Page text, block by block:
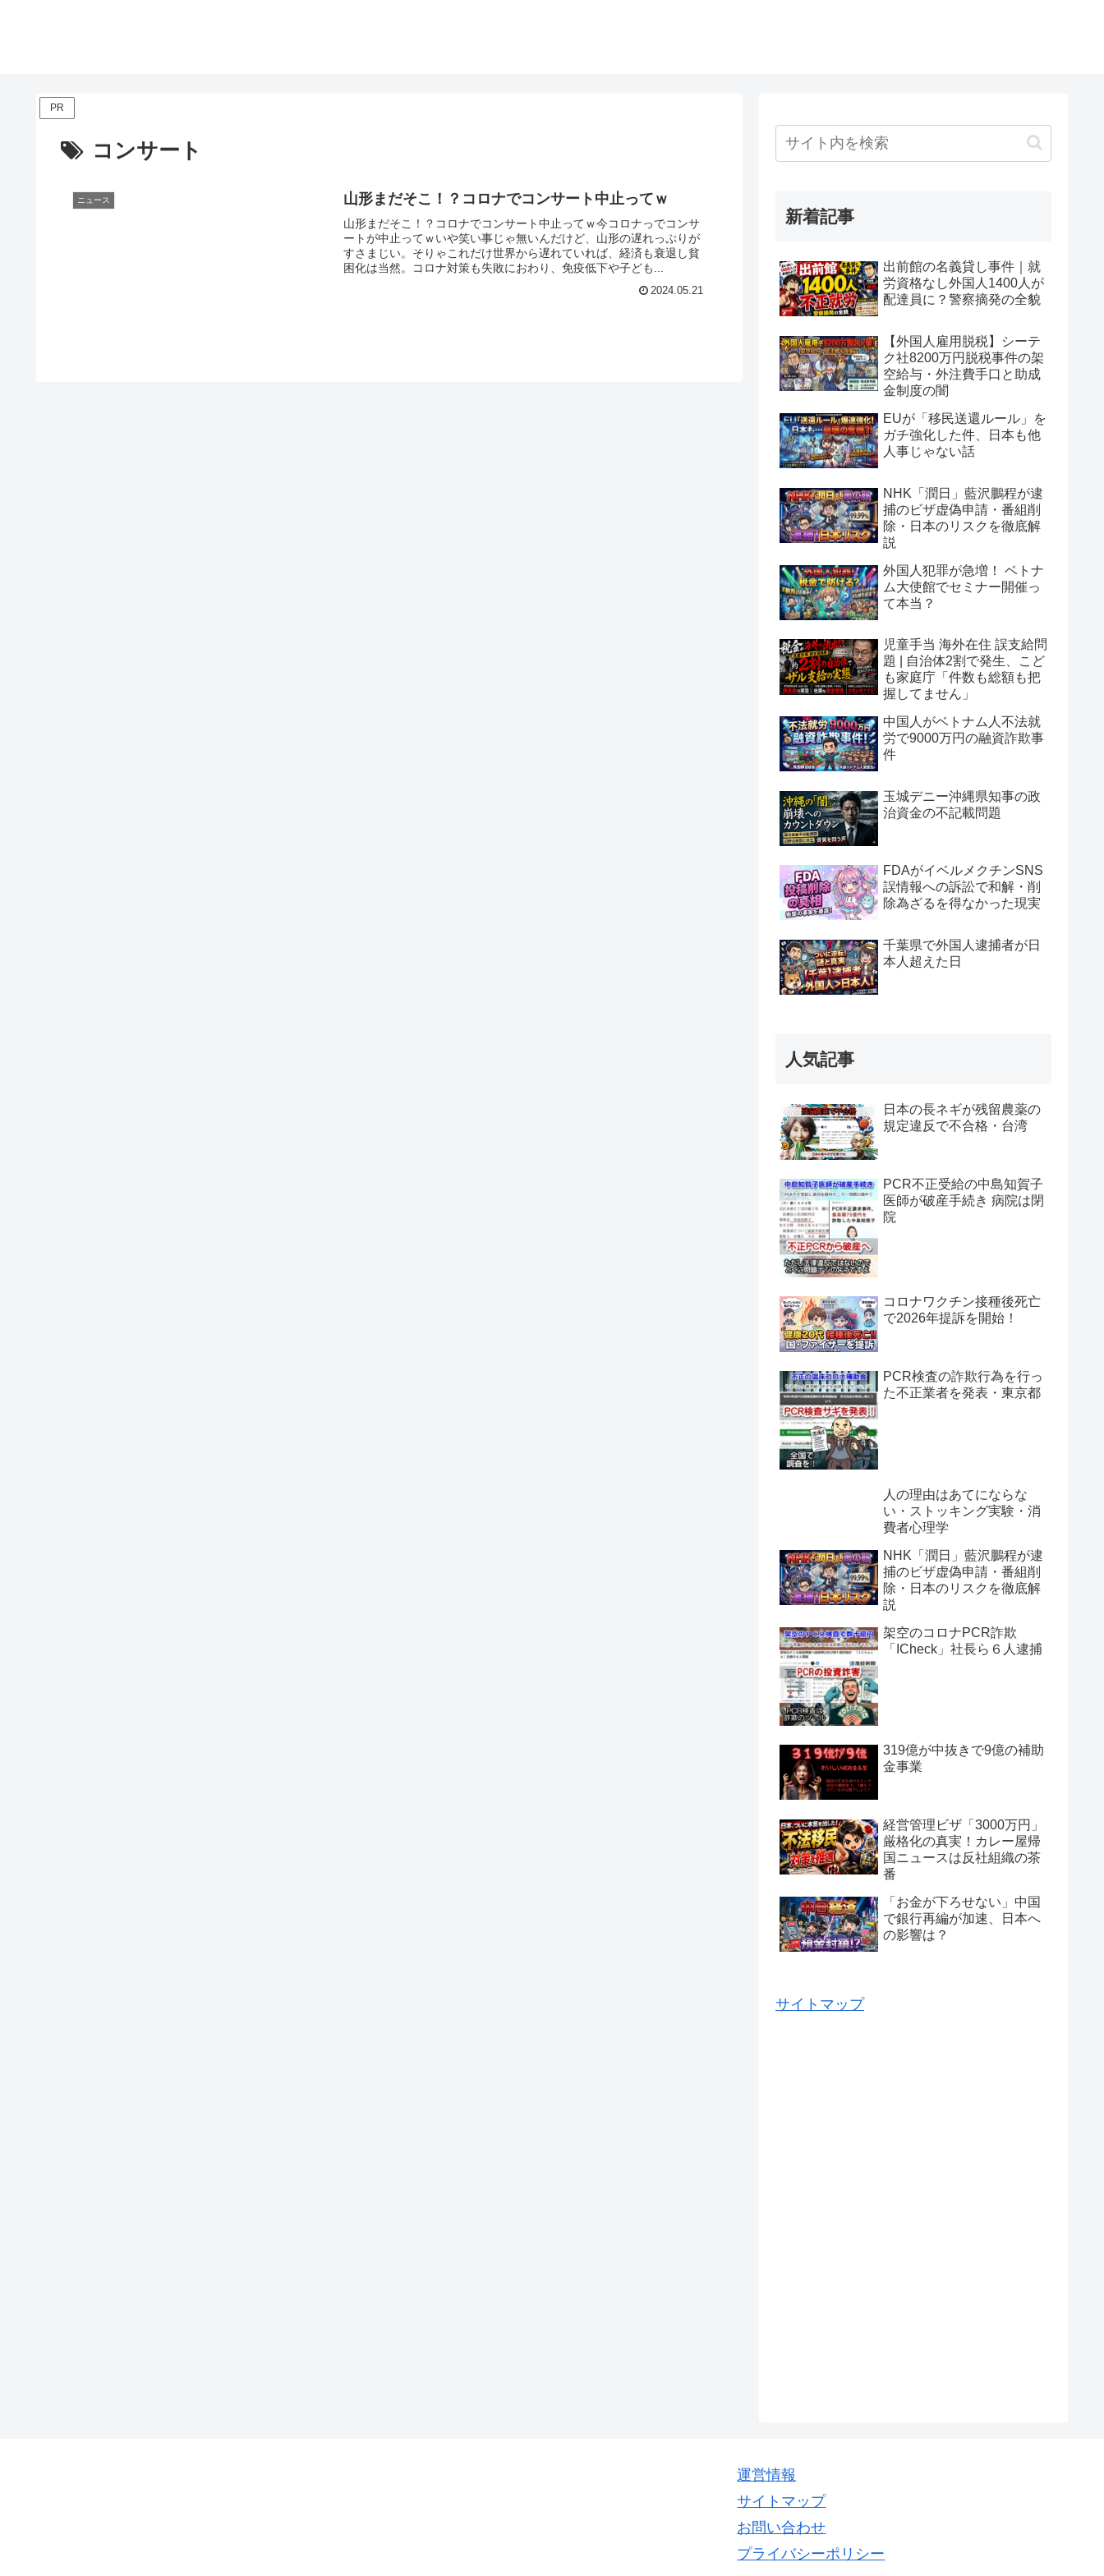
PR
コンサート
ニュース 山形まだそこ！？コロナでコンサート中止ってｗ
山形まだそこ！？コロナでコンサート中止ってｗ今コロナっでコンサ
ートが中止ってｗいや笑い事じゃ無いんだけど、山形の遅れっぷりが
すさまじい。そりゃこれだけ世界から遅れていれば、経済も衰退し貧
困化は当然。コロナ対策も失敗におわり、免疫低下や子ども...
2024.05.21
新着記事
出前館の名義貸し事件｜就
労資格なし外国人1400人が
配達員に？警察摘発の全貌
【外国人雇用脱税】シーテ
ク社8200万円脱税事件の架
空給与・外注費手口と助成
金制度の闇
EUが「移民送還ルール」を
ガチ強化した件、日本も他
人事じゃない話
NHK「潤日」藍沢鵬程が逮
捕のビザ虚偽申請・番組削
除・日本のリスクを徹底解
説
外国人犯罪が急増！ ベトナ
ム大使館でセミナー開催っ
て本当？
児童手当 海外在住 誤支給問
題 | 自治体2割で発生、こど
も家庭庁「件数も総額も把
握してません」
中国人がベトナム人不法就
労で9000万円の融資詐欺事
件
玉城デニー沖縄県知事の政
治資金の不記載問題
FDAがイベルメクチンSNS
誤情報への訴訟で和解・削
除為ざるを得なかった現実
千葉県で外国人逮捕者が日
本人超えた日
人気記事
日本の長ネギが残留農薬の
規定違反で不合格・台湾
PCR不正受給の中島知賀子
医師が破産手続き 病院は閉
院
コロナワクチン接種後死亡
で2026年提訴を開始！
PCR検査の詐欺行為を行っ
た不正業者を発表・東京都
人の理由はあてにならな
い・ストッキング実験・消
費者心理学
NHK「潤日」藍沢鵬程が逮
捕のビザ虚偽申請・番組削
除・日本のリスクを徹底解
説
架空のコロナPCR詐欺
「ICheck」社長ら６人逮捕
319億が中抜きで9億の補助
金事業
経営管理ビザ「3000万円」
厳格化の真実！カレー屋帰
国ニュースは反社組織の茶
番
「お金が下ろせない」中国
で銀行再編が加速、日本へ
の影響は？
サイトマップ
運営情報
サイトマップ
お問い合わせ
プライバシーポリシー